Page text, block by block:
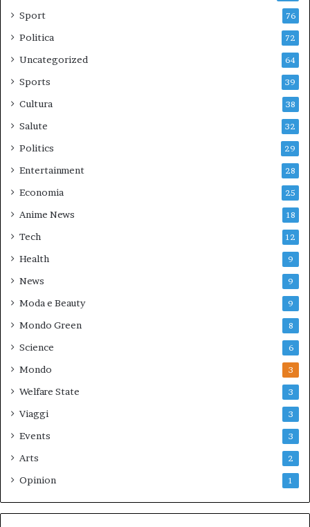
Sport 76
Politica 72
Uncategorized 64
Sports 39
Cultura 38
Salute 32
Politics 29
Entertainment 28
Economia 25
Anime News 18
Tech 12
Health 9
News 9
Moda e Beauty 9
Mondo Green 8
Science 6
Mondo 3
Welfare State 3
Viaggi 3
Events 3
Arts 2
Opinion 1